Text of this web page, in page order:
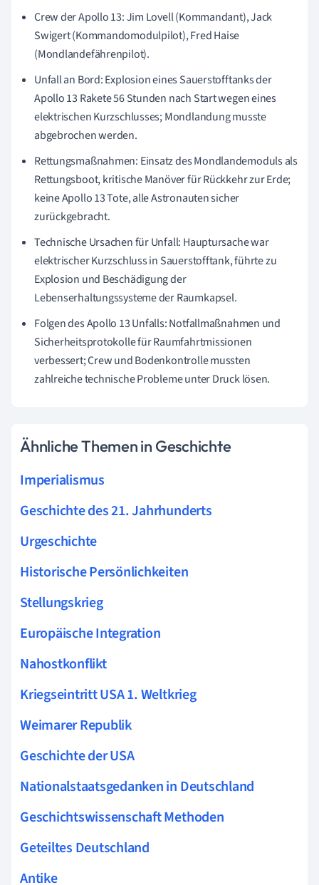
Crew der Apollo 13: Jim Lovell (Kommandant), Jack
Swigert (Kommandomodulpilot), Fred Haise
(Mondlandefährenpilot).
Unfall an Bord: Explosion eines Sauerstofftanks der
Apollo 13 Rakete 56 Stunden nach Start wegen eines
elektrischen Kurzschlusses; Mondlandung musste
abgebrochen werden.
Rettungsmaßnahmen: Einsatz des Mondlandemoduls als
Rettungsboot, kritische Manöver für Rückkehr zur Erde;
keine Apollo 13 Tote, alle Astronauten sicher
zurückgebracht.
Technische Ursachen für Unfall: Hauptursache war
elektrischer Kurzschluss in Sauerstofftank, führte zu
Explosion und Beschädigung der
Lebenserhaltungssysteme der Raumkapsel.
Folgen des Apollo 13 Unfalls: Notfallmaßnahmen und
Sicherheitsprotokolle für Raumfahrtmissionen
verbessert; Crew und Bodenkontrolle mussten
zahlreiche technische Probleme unter Druck lösen.
Ähnliche Themen in Geschichte
Imperialismus
Geschichte des 21. Jahrhunderts
Urgeschichte
Historische Persönlichkeiten
Stellungskrieg
Europäische Integration
Nahostkonflikt
Kriegseintritt USA 1. Weltkrieg
Weimarer Republik
Geschichte der USA
Nationalstaatsgedanken in Deutschland
Geschichtswissenschaft Methoden
Geteiltes Deutschland
Antike